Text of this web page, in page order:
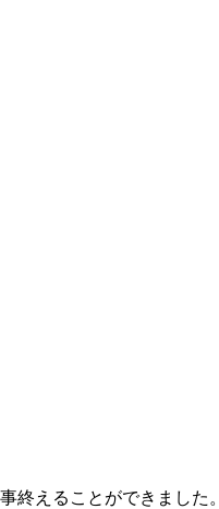
終えることができました。